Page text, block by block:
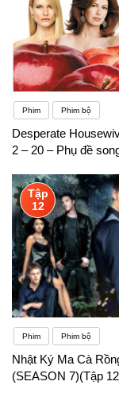
Phim Phim bộ
Desperate
2 – 20 – Phụ đề
Tập
12
Phim Phim bộ
Nhật Ký Ma Cà
(SEASON 7)(Tập